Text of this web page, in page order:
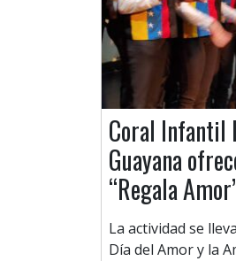
Coral Infantil
Guayana
“Regala
La actividad se
Día del Amor y la